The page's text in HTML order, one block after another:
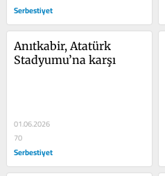
Serbestiyet
Anıtkabir, Atatürk
Stadyumu’na karşı
01.06.2026
70
Serbestiyet